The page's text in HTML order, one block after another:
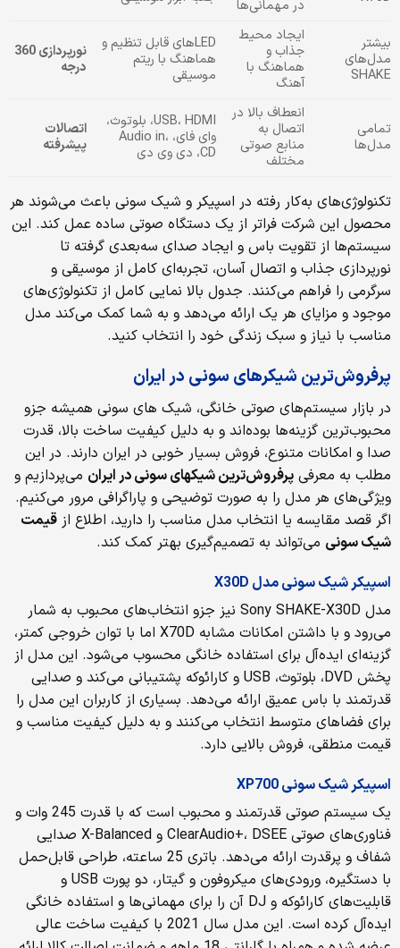
در مهمانی‌ها
بیشتر
مدل‌های
SHAKE
ایجاد محیط
جذاب و
هماهنگ با
آهنگ
LEDهای قابل تنظیم و
هماهنگ با ریتم
موسیقی
نورپردازی 360
درجه
تمامی
مدل‌ها
انعطاف بالا در
اتصال به
منابع صوتی
مختلف
USB، HDMI، بلوتوث،
وای فای، Audio in،
CD، دی وی دی
اتصالات
پیشرفته
تکنولوژی‌های به‌کار رفته در اسپیکر و شیک سونی باعث می‌شوند هر
محصول این شرکت فراتر از یک دستگاه صوتی ساده عمل کند. این
سیستم‌ها از تقویت باس و ایجاد صدای سه‌بعدی گرفته تا
نورپردازی جذاب و اتصال آسان، تجربه‌ای کامل از موسیقی و
سرگرمی را فراهم می‌کنند. جدول بالا نمایی کامل از تکنولوژی‌های
موجود و مزایای هر یک ارائه می‌دهد و به شما کمک می‌کند مدل
مناسب با نیاز و سبک زندگی خود را انتخاب کنید.
پرفروش‌ترین شیکرهای سونی در ایران
در بازار سیستم‌های صوتی خانگی، شیک های سونی همیشه جزو
محبوب‌ترین گزینه‌ها بوده‌اند و به دلیل کیفیت ساخت بالا، قدرت
صدا و امکانات متنوع، فروش بسیار خوبی در ایران دارند. در این
مطلب به معرفی پرفروش‌ترین شیکهای سونی در ایران می‌پردازیم و
ویژگی‌های هر مدل را به صورت توضیحی و پاراگرافی مرور می‌کنیم.
اگر قصد مقایسه یا انتخاب مدل مناسب را دارید، اطلاع از قیمت
شیک سونی می‌تواند به تصمیم‌گیری بهتر کمک کند.
اسپیکر شیک سونی مدل X30D
مدل Sony SHAKE-X30D نیز جزو انتخاب‌های محبوب به شمار
می‌رود و با داشتن امکانات مشابه X70D اما با توان خروجی کمتر،
گزینه‌ای ایده‌آل برای استفاده خانگی محسوب می‌شود. این مدل از
پخش DVD، بلوتوث، USB و کارائوکه پشتیبانی می‌کند و صدایی
قدرتمند با باس عمیق ارائه می‌دهد. بسیاری از کاربران این مدل را
برای فضاهای متوسط انتخاب می‌کنند و به دلیل کیفیت مناسب و
قیمت منطقی، فروش بالایی دارد.
اسپیکر شیک سونی XP700
یک سیستم صوتی قدرتمند و محبوب است که با قدرت 245 وات و
فناوری‌های صوتی ClearAudio+، DSEE و X-Balanced صدایی
شفاف و پرقدرت ارائه می‌دهد. باتری 25 ساعته، طراحی قابل‌حمل
با دستگیره، ورودی‌های میکروفون و گیتار، دو پورت USB و
قابلیت‌های کارائوکه و DJ آن را برای مهمانی‌ها و استفاده خانگی
ایده‌آل کرده است. این مدل سال 2021 با کیفیت ساخت عالی